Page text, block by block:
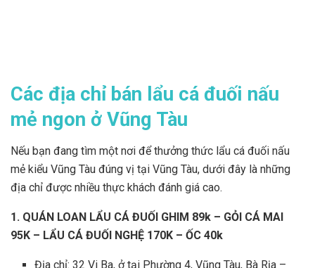
Các địa chỉ bán lẩu cá đuối nấu
mẻ ngon ở Vũng Tàu
Nếu bạn đang tìm một nơi để thưởng thức lẩu cá đuối nấu
mẻ kiểu Vũng Tàu đúng vị tại Vũng Tàu, dưới đây là những
địa chỉ được nhiều thực khách đánh giá cao.
1. QUÁN LOAN LẨU CÁ ĐUỐI GHIM 89k – GỎI CÁ MAI
95K – LẨU CÁ ĐUỐI NGHỆ 170K – ỐC 40k
Địa chỉ: 32 Vi Ba, ở tại Phường 4, Vũng Tàu, Bà Rịa –